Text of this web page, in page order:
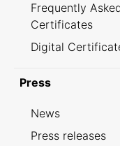
Frequently
Certificates
Digital
Press
News
Press releases